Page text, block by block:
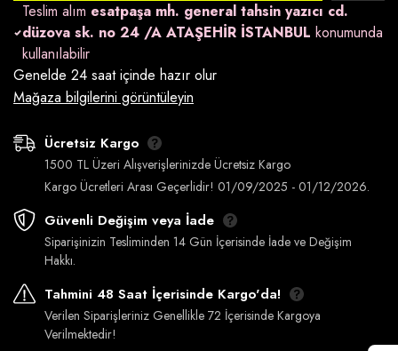
Teslim alım esatpaşa mh. general tahsin yazıcı cd.
düzova sk. no 24 /A ATAŞEHİR İSTANBUL konumunda
kullanılabilir
Genelde 24 saat içinde hazır olur
Mağaza bilgilerini görüntüleyin
Ücretsiz Kargo
1500 TL Üzeri Alışverişlerinizde Ücretsiz Kargo
Kargo Ücretleri Arası Geçerlidir! 01/09/2025 - 01/12/2026.
Güvenli Değişim veya İade
Siparişinizin Tesliminden 14 Gün İçerisinde İade ve Değişim
Hakkı.
Tahmini 48 Saat İçerisinde Kargo'da!
Verilen Siparişleriniz Genellikle 72 İçerisinde Kargoya
Verilmektedir!